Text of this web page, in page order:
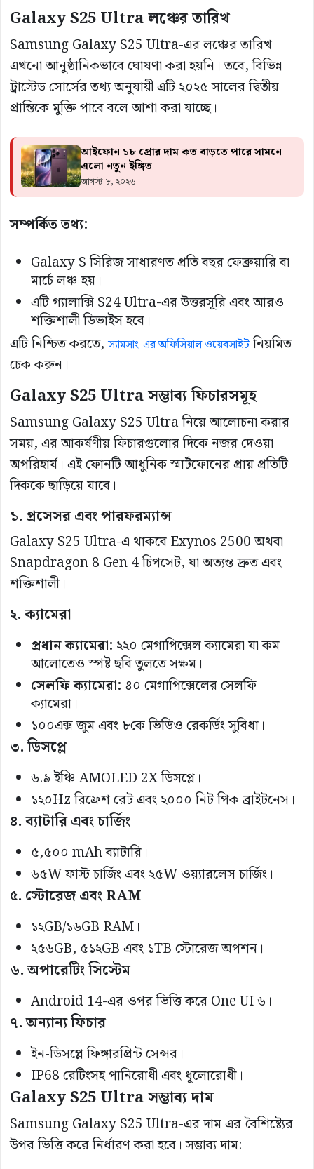
Galaxy S25 Ultra লঞ্চের তারিখ
Samsung Galaxy S25 Ultra-এর লঞ্চের তারিখ
এখনো আনুষ্ঠানিকভাবে ঘোষণা করা হয়নি। তবে, বিভিন্ন
ট্রাস্টেড সোর্সের তথ্য অনুযায়ী এটি ২০২৫ সালের দ্বিতীয়
প্রান্তিকে মুক্তি পাবে বলে আশা করা যাচ্ছে।
আইফোন ১৮ প্রোর দাম কত বাড়তে পারে সামনে
এলো নতুন ইঙ্গিত
আগস্ট ৮, ২০২৬
সম্পর্কিত তথ্য:
Galaxy S সিরিজ সাধারণত প্রতি বছর ফেব্রুয়ারি বা
মার্চে লঞ্চ হয়।
এটি গ্যালাক্সি S24 Ultra-এর উত্তরসূরি এবং আরও
শক্তিশালী ডিভাইস হবে।
এটি নিশ্চিত করতে, স্যামসাং-এর অফিসিয়াল ওয়েবসাইটনিয়মিত
চেক করুন।
Galaxy S25 Ultra সম্ভাব্য ফিচারসমূহ
Samsung Galaxy S25 Ultra নিয়ে আলোচনা করার
সময়, এর আকর্ষণীয় ফিচারগুলোর দিকে নজর দেওয়া
অপরিহার্য। এই ফোনটি আধুনিক স্মার্টফোনের প্রায় প্রতিটি
দিককে ছাড়িয়ে যাবে।
১. প্রসেসর এবং পারফরম্যান্স
Galaxy S25 Ultra-এ থাকবে Exynos 2500 অথবা
Snapdragon 8 Gen 4 চিপসেট, যা অত্যন্ত দ্রুত এবং
শক্তিশালী।
২. ক্যামেরা
প্রধান ক্যামেরা: ২২০ মেগাপিক্সেল ক্যামেরা যা কম
আলোতেও স্পষ্ট ছবি তুলতে সক্ষম।
সেলফি ক্যামেরা: ৪০ মেগাপিক্সেলের সেলফি
ক্যামেরা।
১০০এক্স জুম এবং ৮কে ভিডিও রেকর্ডিং সুবিধা।
৩. ডিসপ্লে
৬.৯ ইঞ্চি AMOLED 2X ডিসপ্লে।
১২০Hz রিফ্রেশ রেট এবং ২০০০ নিট পিক ব্রাইটনেস।
৪. ব্যাটারি এবং চার্জিং
৫,৫০০ mAh ব্যাটারি।
৬৫W ফাস্ট চার্জিং এবং ২৫W ওয়্যারলেস চার্জিং।
৫. স্টোরেজ এবং RAM
১২GB/১৬GB RAM।
২৫৬GB, ৫১২GB এবং ১TB স্টোরেজ অপশন।
৬. অপারেটিং সিস্টেম
Android 14-এর ওপর ভিত্তি করে One UI ৬।
৭. অন্যান্য ফিচার
ইন-ডিসপ্লে ফিঙ্গারপ্রিন্ট সেন্সর।
IP68 রেটিংসহ পানিরোধী এবং ধূলোরোধী।
Galaxy S25 Ultra সম্ভাব্য দাম
Samsung Galaxy S25 Ultra-এর দাম এর বৈশিষ্ট্যের
উপর ভিত্তি করে নির্ধারণ করা হবে। সম্ভাব্য দাম: